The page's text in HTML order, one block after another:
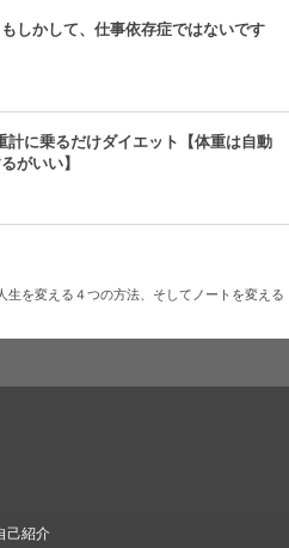
しかして、仕事依存症ではないです
計に乗るだけダイエット【体重は自動
がいい】
人生を変える４つの方法、そしてノートを変える
己紹介